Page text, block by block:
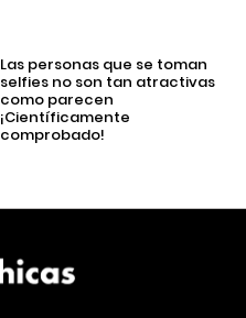
Las personas que se toman
selfies no son tan atractivas
como parecen
¡Científicamente
comprobado!